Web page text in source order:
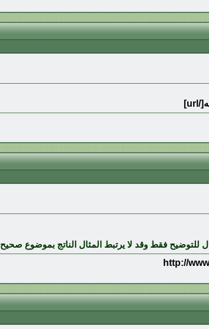
فقط وقد لا يرتبط المثال الناتج بموضوع صحيح
http://